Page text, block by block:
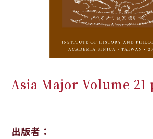
Asia Major Volume 21
出版者：